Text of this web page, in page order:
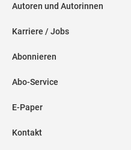
Autoren und Autorinnen
Karriere / Jobs
Abonnieren
Abo-Service
E-Paper
Kontakt